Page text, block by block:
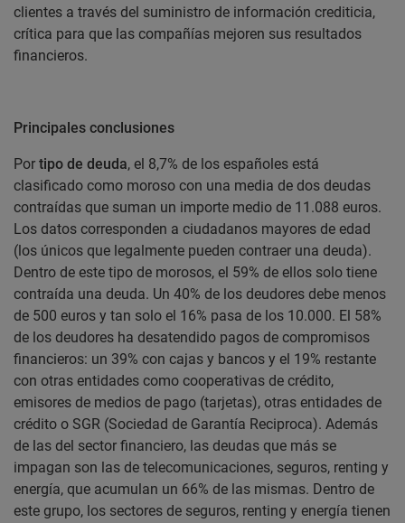
clientes a través del suministro de información crediticia,
crítica para que las compañías mejoren sus resultados
financieros.
Principales conclusiones
Por tipo de deuda, el 8,7% de los españoles está
clasificado como moroso con una media de dos deudas
contraídas que suman un importe medio de 11.088 euros.
Los datos corresponden a ciudadanos mayores de edad
(los únicos que legalmente pueden contraer una deuda).
Dentro de este tipo de morosos, el 59% de ellos solo tiene
contraída una deuda. Un 40% de los deudores debe menos
de 500 euros y tan solo el 16% pasa de los 10.000. El 58%
de los deudores ha desatendido pagos de compromisos
financieros: un 39% con cajas y bancos y el 19% restante
con otras entidades como cooperativas de crédito,
emisores de medios de pago (tarjetas), otras entidades de
crédito o SGR (Sociedad de Garantía Reciproca). Además
de las del sector financiero, las deudas que más se
impagan son las de telecomunicaciones, seguros, renting y
energía, que acumulan un 66% de las mismas. Dentro de
este grupo, los sectores de seguros, renting y energía tienen